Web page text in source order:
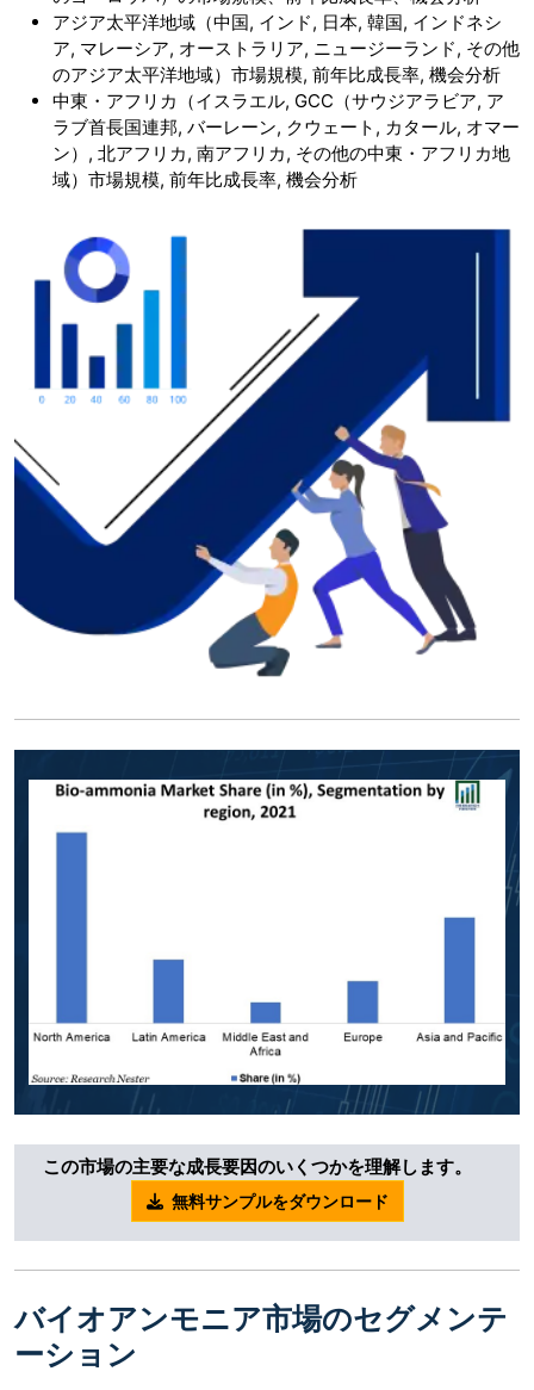
アジア太平洋地域（中国, インド, 日本, 韓国, インドネシ
ア, マレーシア, オーストラリア, ニュージーランド, その他
のアジア太平洋地域）市場規模, 前年比成長率, 機会分析
中東・アフリカ（イスラエル, GCC（サウジアラビア, ア
ラブ首長国連邦, バーレーン, クウェート, カタール, オマー
ン）, 北アフリカ, 南アフリカ, その他の中東・アフリカ地
域）市場規模, 前年比成長率, 機会分析
この市場の主要な成長要因のいくつかを理解します。
無料サンプルをダウンロード
バイオアンモニア市場のセグメンテ
ーション